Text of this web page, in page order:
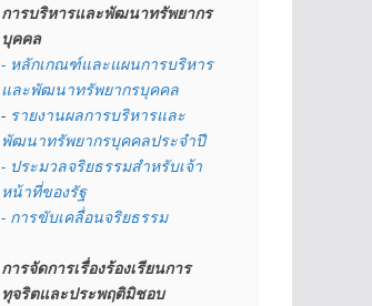
การบริหารและพัฒนาทรัพยากร
บุคคล
- หลักเกณฑ์และแผนการบริหาร
และพัฒนาทรัพยากรบุคคล
- รายงานผลการบริหารและ
พัฒนาทรัพยากรบุคคลประจำปี
- ประมวลจริยธรรมสำหรับเจ้า
หน้าที่ของรัฐ
- การขับเคลื่อนจริยธรรม
การจัดการเรื่องร้องเรียนการ
ทุจริตและประพฤติมิชอบ